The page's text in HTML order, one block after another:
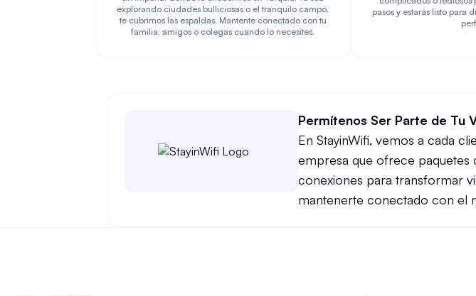
explorando ciudades bulliciosas o el tranquilo campo,
te cubrimos las espaldas. Mantente conectado con tu
familia, amigos o colegas cuando lo necesites.
pasos y estarás listo para
Permítenos Ser Parte de Tu
En StayinWifi, vemos a cada
empresa que ofrece paquetes
conexiones para transformar
mantenerte conectado con el